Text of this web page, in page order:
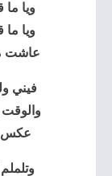
ويا
ويا ما
عاشت
فيني
عكس